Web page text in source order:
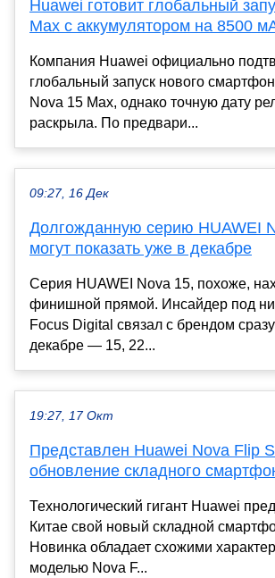
Huawei готовит глобальный
Max с аккумулятором на 8500
Компания Huawei официально
глобальный запуск нового
Nova 15 Max, однако точную дату
раскрыла. По предвари...
09:27, 16 Дек
Долгожданную серию HUAWEI
могут показать уже в декабре
Серия HUAWEI Nova 15, похоже,
финишной прямой. Инсайдер под
Focus Digital связал с брендом
декабре — 15, 22...
19:27, 17 Окт
Представлен Huawei Nova Flip
обновление складного
Технологический гигант Huawei
Китае свой новый складной
Новинка обладает схожими
моделью Nova F...